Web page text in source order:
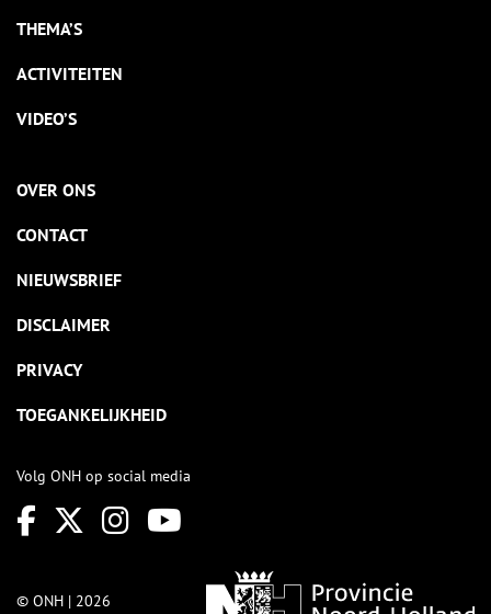
THEMA’S
ACTIVITEITEN
VIDEO’S
OVER ONS
CONTACT
NIEUWSBRIEF
DISCLAIMER
PRIVACY
TOEGANKELIJKHEID
Volg ONH op social media
© ONH | 2026